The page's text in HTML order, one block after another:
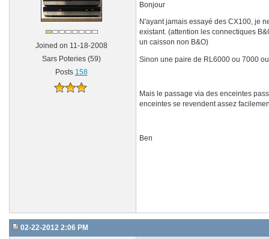
Joined on 11-18-2008
Sars Poteries (59)
Posts 158
Bonjour
N'ayant jamais essayé des CX100, je
existant. (attention les connectiques
un caisson non B&O)
Sinon une paire de RL6000 ou 7000
Mais le passage via des enceintes
enceintes se revendent assez
Ben
02-22-2012 2:06 PM